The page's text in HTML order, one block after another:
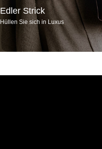
Edler Strick
Hüllen Sie sich in Luxus